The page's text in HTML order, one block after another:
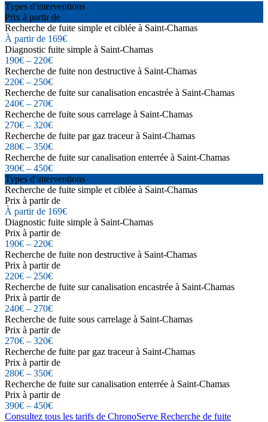
Types d'interventions
Prix à partir de
Recherche de fuite simple et ciblée à Saint-Chamas
À partir de 169€
Diagnostic fuite simple à Saint-Chamas
190€ – 220€
Recherche de fuite non destructive à Saint-Chamas
220€ – 250€
Recherche de fuite sur canalisation encastrée à Saint-Chamas
240€ – 270€
Recherche de fuite sous carrelage à Saint-Chamas
270€ – 320€
Recherche de fuite par gaz traceur à Saint-Chamas
280€ – 350€
Recherche de fuite sur canalisation enterrée à Saint-Chamas
390€ – 450€
Types d'interventions
Recherche de fuite simple et ciblée à Saint-Chamas
Prix à partir de
À partir de 169€
Diagnostic fuite simple à Saint-Chamas
Prix à partir de
190€ – 220€
Recherche de fuite non destructive à Saint-Chamas
Prix à partir de
220€ – 250€
Recherche de fuite sur canalisation encastrée à Saint-Chamas
Prix à partir de
240€ – 270€
Recherche de fuite sous carrelage à Saint-Chamas
Prix à partir de
270€ – 320€
Recherche de fuite par gaz traceur à Saint-Chamas
Prix à partir de
280€ – 350€
Recherche de fuite sur canalisation enterrée à Saint-Chamas
Prix à partir de
390€ – 450€
Consultez tous les tarifs de ChronoServe Recherche de fuite